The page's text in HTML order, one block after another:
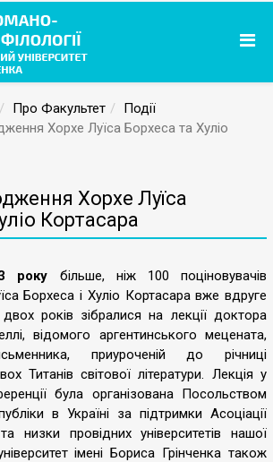
Про Факультет
Події
Хорхе Луїса Борхеса та Хуліо
Хорхе Луїса
Кортасара
року більше, ніж 100 поціновувачів
Борхеса і Хуліо Кортасара вже вдруге
років зібралися на лекції доктора
відомого аргентинського мецената,
приуроченій до річниці
Титанів світової літератури. Лекція у
була організована Посольством
в Україні за підтримки Асоціації
та низки провідних університетів нашої
імені Бориса Грінченка також